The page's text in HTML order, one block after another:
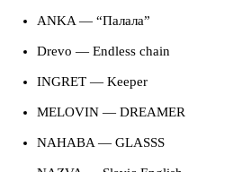
ANKA — “Палала”
Drevo — Endless chain
INGRET — Keeper
MЕLOVIN — DREAMER
NAHABA — GLASSS